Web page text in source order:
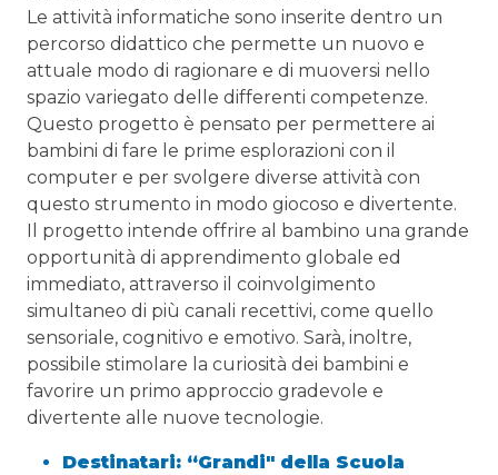
Le attività informatiche sono inserite dentro un
percorso didattico che permette un nuovo e
attuale modo di ragionare e di muoversi nello
spazio variegato delle differenti competenze.
Questo progetto è pensato per permettere ai
bambini di fare le prime esplorazioni con il
computer e per svolgere diverse attività con
questo strumento in modo giocoso e divertente.
Il progetto intende offrire al bambino una grande
opportunità di apprendimento globale ed
immediato, attraverso il coinvolgimento
simultaneo di più canali recettivi, come quello
sensoriale, cognitivo e emotivo. Sarà, inoltre,
possibile stimolare la curiosità dei bambini e
favorire un primo approccio gradevole e
divertente alle nuove tecnologie.
Destinatari: “Grandi" della Scuola